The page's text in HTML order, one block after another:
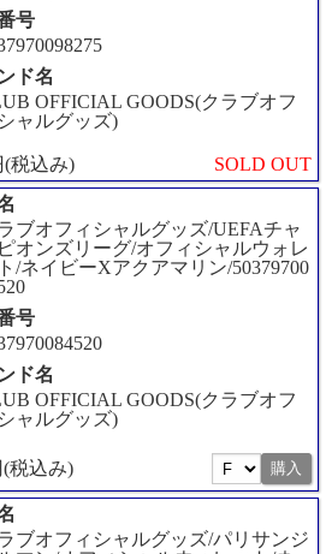
号
ド名
OFFICIAL GOODS(クラブオフ
ャルグッズ)
(税込み) SOLD OUT
ブオフィシャルグッズ/UEFAチャ
オンズリーグ/オフィシャルウォレ
/ネイビーXアクアマリン/50379700
号
ド名
OFFICIAL GOODS(クラブオフ
ャルグッズ)
(税込み)
ブオフィシャルグッズ/パリサンジ